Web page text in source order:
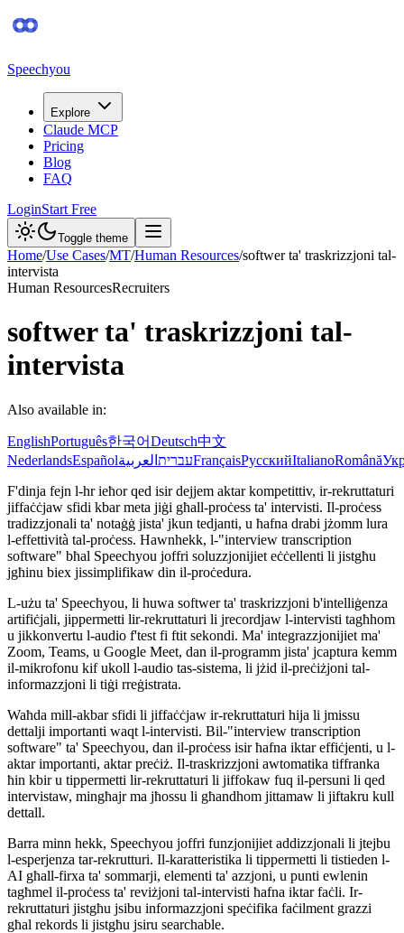
Speechyou
Explore
Claude MCP
Pricing
Blog
FAQ
LoginStart Free
Toggle theme
Home/Use Cases/MT/Human Resources/softwer ta' traskrizzjoni tal-
intervista
Human ResourcesRecruiters
softwer ta' traskrizzjoni tal-
intervista
Also available in:
EnglishPortuguês한국어Deutsch中文
NederlandsEspañol עברית العربية FrançaisРусскийItalianoRomână
F'dinja fejn l-hr ieħor qed isir dejjem aktar kompetittiv, ir-rekruttaturi
jiffaċċjaw sfidi kbar meta jiġi għall-proċess ta' intervisti. Il-proċess
tradizzjonali ta' notaġġ jista' jkun tedjanti, u ħafna drabi jżomm lura
l-effettività tal-proċess. Hawnhekk, l-"interview transcription
software" bħal Speechyou joffri soluzzjonijiet eċċellenti li jistgħu
jgħinu biex jissimplifikaw din il-proċedura.
L-użu ta' Speechyou, li huwa softwer ta' traskrizzjoni b'intelliġenza
artifiċjali, jippermetti lir-rekruttaturi li jrecordjaw l-intervisti tagħhom
u jikkonvertu l-audio f'test fi ftit sekondi. Ma' integrazzjonijiet ma'
Zoom, Teams, u Google Meet, dan il-programm jista' jcaptura kemm
il-mikrofonu kif ukoll l-audio tas-sistema, li jżid il-preċiżjoni tal-
informazzjoni li tiġi rreġistrata.
Waħda mill-akbar sfidi li jiffaċċjaw ir-rekruttaturi hija li jmissu
dettalji importanti waqt l-intervisti. Bil-"interview transcription
software" ta' Speechyou, dan il-proċess isir ħafna iktar effiċjenti, u l-
aktar importanti, aktar preċiż. Il-traskrizzjoni awtomatika tiffranka
ħin kbir u tippermetti lir-rekruttaturi li jiffokaw fuq il-persuni li qed
intervistaw, mingħajr ma jħossu li għandhom jittamaw li jiftakru kull
dettall.
Barra minn hekk, Speechyou joffri funzjonijiet addizzjonali li jtejbu
l-esperjenza tar-rekrutturi. Il-karatteristika li tippermetti li tistieden l-
AI għall-firxa ta' sommarji, elementi ta' azzjoni, u punti ewlenin
tagħmel il-proċess ta' reviżjoni tal-intervisti ħafna iktar faċli. Ir-
rekruttaturi jistgħu jsibu informazzjoni speċifika faċilment grazzi
għal rekords li jistgħu jsiru searchable.